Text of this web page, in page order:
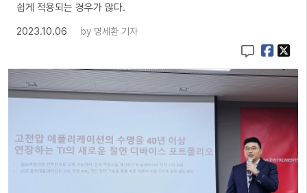
쉽게 적용되는 경우가 많다.
2023.10.06
by 명세환 기자